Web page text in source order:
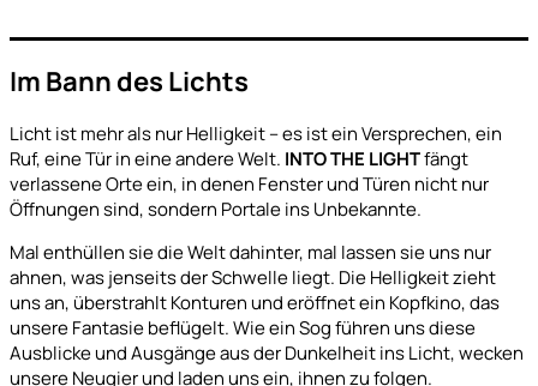
Im Bann des Lichts
Licht ist mehr als nur Helligkeit – es ist ein Versprechen, ein
Ruf, eine Tür in eine andere Welt. INTO THE LIGHTfängt
verlassene Orte ein, in denen Fenster und Türen nicht nur
Öffnungen sind, sondern Portale ins Unbekannte.
Mal enthüllen sie die Welt dahinter, mal lassen sie uns nur
ahnen, was jenseits der Schwelle liegt. Die Helligkeit zieht
uns an, überstrahlt Konturen und eröffnet ein Kopfkino, das
unsere Fantasie beflügelt. Wie ein Sog führen uns diese
Ausblicke und Ausgänge aus der Dunkelheit ins Licht, wecken
unsere Neugier und laden uns ein, ihnen zu folgen.